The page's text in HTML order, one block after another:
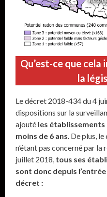
Qu’est-ce que cela
la
Le décret 2018-434 du 4
dispositions sur la
ajouté les
moins de 6 ans . De plus,
n’étant pas concerné par la
juillet 2018, tous ses
sont donc depuis
décret :